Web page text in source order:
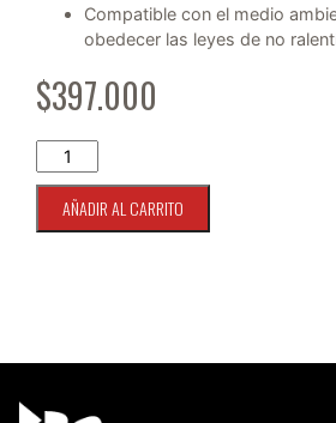
Compatible con el medio
obedecer las leyes de no
$397.000
Bateria AGM Odyssey Extreme
AÑADIR AL CARRITO